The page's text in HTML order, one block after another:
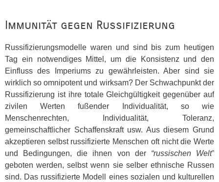
Immunität gegen Russifizierung
Russifizierungsmodelle waren und sind bis zum heutigen
Tag ein notwendiges Mittel, um die Konsistenz und den
Einfluss des Imperiums zu gewährleisten. Aber sind sie
wirklich so omnipotent und wirksam? Der Schwachpunkt der
Russifizierung ist ihre totale Gleichgültigkeit gegenüber auf
zivilen Werten fußender Individualität, so wie
Menschenrechten, Individualität, Toleranz,
gemeinschaftlicher Schaffenskraft usw. Aus diesem Grund
akzeptieren selbst russifizierte Menschen oft nicht die Werte
und Bedingungen, die ihnen von der “russischen Welt”
geboten werden, selbst wenn sie selber ethnische Russen
sind. Das russifizierte Modell eines sozialen und kulturellen